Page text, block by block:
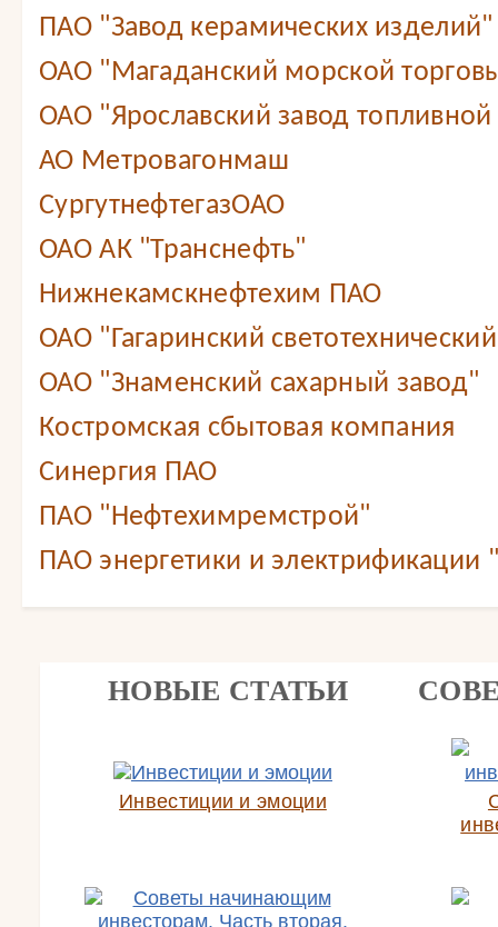
ПАО "Завод керамических изделий"
ОАО "Магаданский морской
ОАО "Ярославский завод
АО Метровагонмаш
СургутнефтегазОАО
ОАО АК "Транснефть"
Нижнекамскнефтехим ПАО
ОАО "Гагаринский
ОАО "Знаменский сахарный завод"
Костромская сбытовая компания
Синергия ПАО
ПАО "Нефтехимремстрой"
ПАО энергетики и электрификации
НОВЫЕ СТАТЬИ
Инвестиции и эмоции